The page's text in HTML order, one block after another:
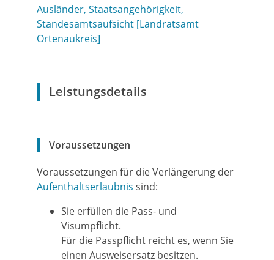
Ausländer, Staatsangehörigkeit,
Standesamtsaufsicht [Landratsamt
Ortenaukreis]
Leistungsdetails
Voraussetzungen
Voraussetzungen für die Verlängerung der
Aufenthaltserlaubnis sind:
Sie erfüllen die Pass- und
Visumpflicht.
Für die Passpflicht reicht es, wenn Sie
einen Ausweisersatz besitzen.